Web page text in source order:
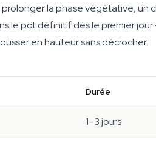
la phase végétative, un
le pot définitif dès le premier
en hauteur sans décrocher.
Durée
1–3 jours